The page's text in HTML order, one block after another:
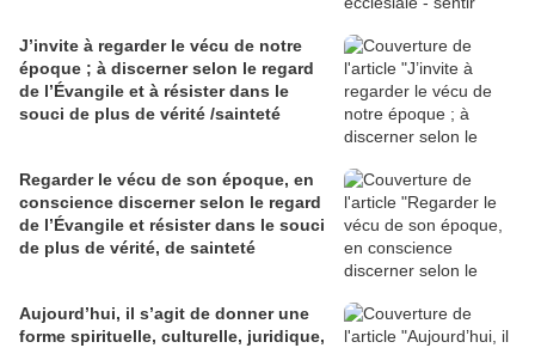
J’invite à regarder le vécu de notre
époque ; à discerner selon le regard
de l’Évangile et à résister dans le
souci de plus de vérité /sainteté
Regarder le vécu de son époque, en
conscience discerner selon le regard
de l’Évangile et résister dans le souci
de plus de vérité, de sainteté
Aujourd’hui, il s’agit de donner une
forme spirituelle, culturelle, juridique,